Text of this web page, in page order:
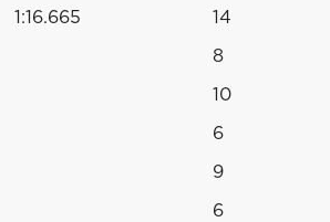
1:16.665 14
8
10
6
9
6